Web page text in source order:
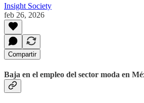
Insight Society
feb 26, 2026
Compartir
Baja en el empleo del sector moda en